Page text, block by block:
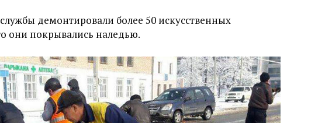
демонтировали более 50 искусственных
они покрывались наледью.